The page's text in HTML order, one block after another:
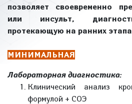
позволяет своевременно
или инсульт,
протекающую на ранних
МИНИМАЛЬНАЯ
Лабораторная диагностика:
Клинический анализ
формулой + СОЭ